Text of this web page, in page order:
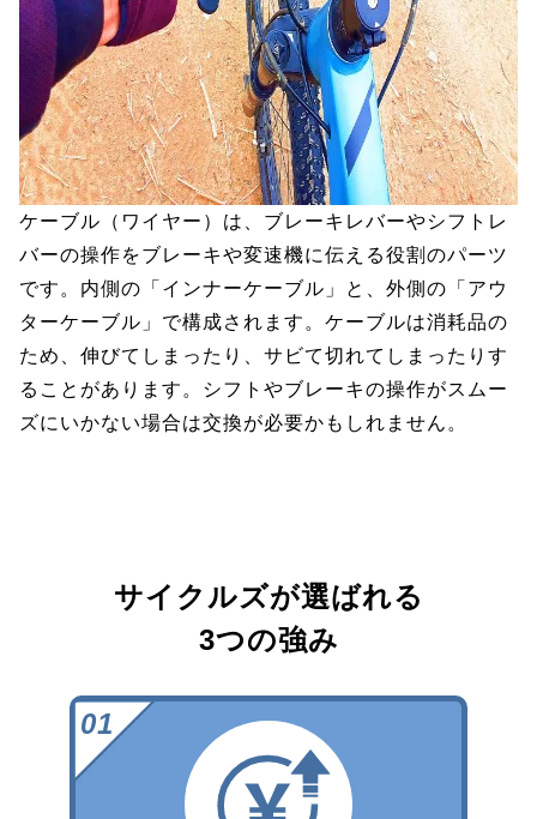
ケーブル（ワイヤー）は、ブレーキレバーやシフトレ
バーの操作をブレーキや変速機に伝える役割のパーツ
です。内側の「インナーケーブル」と、外側の「アウ
ターケーブル」で構成されます。ケーブルは消耗品の
ため、伸びてしまったり、サビて切れてしまったりす
ることがあります。シフトやブレーキの操作がスムー
ズにいかない場合は交換が必要かもしれません。
サイクルズが選ばれる
3つの強み